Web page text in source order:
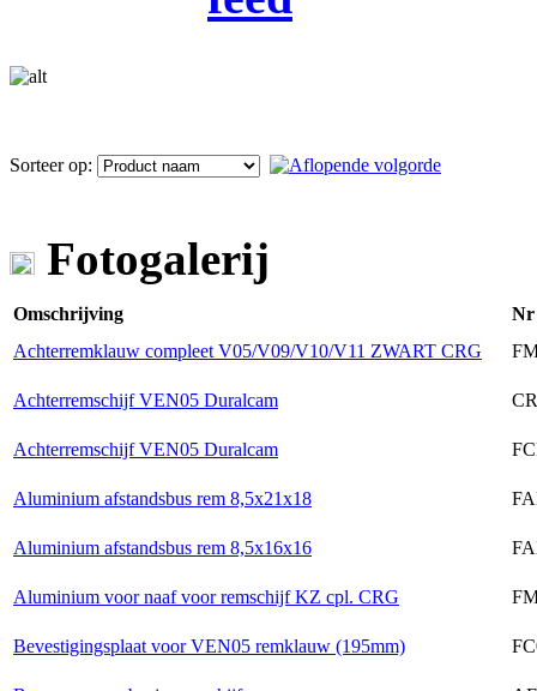
Sorteer op:
Fotogalerij
Omschrijving
Nr
Achterremklauw compleet V05/V09/V10/V11 ZWART CRG
Achterremschijf VEN05 Duralcam
Achterremschijf VEN05 Duralcam
Aluminium afstandsbus rem 8,5x21x18
Aluminium afstandsbus rem 8,5x16x16
Aluminium voor naaf voor remschijf KZ cpl. CRG
Bevestigingsplaat voor VEN05 remklauw (195mm)